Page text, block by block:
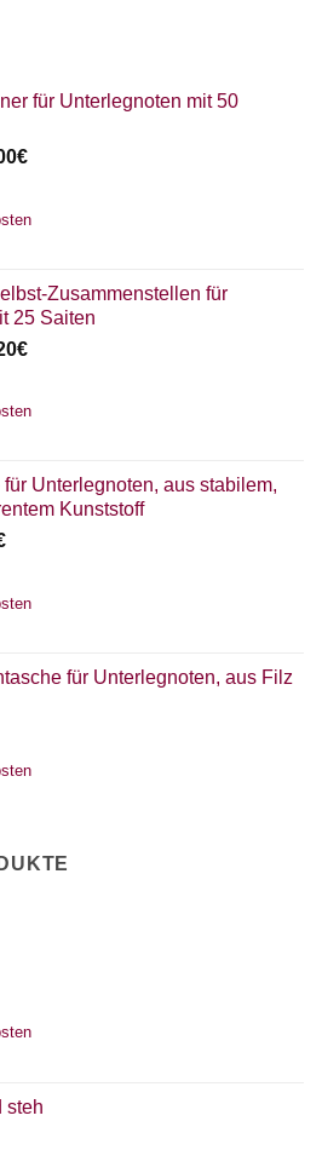
für Unterlegnoten mit 50
€
Zusammenstellen für
25 Saiten
€
Unterlegnoten, aus stabilem,
Kunststoff
für Unterlegnoten, aus Filz
steh